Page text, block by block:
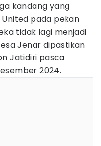
kandang yang
pada pekan
tidak lagi menjadi
Jenar dipastikan
Jatidiri pasca
2024.